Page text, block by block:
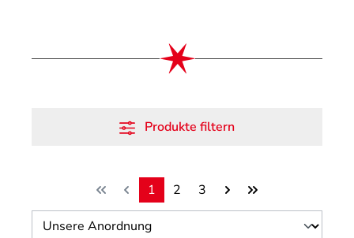
Produkte filtern
Seite
1 Seite
2 Seite
3